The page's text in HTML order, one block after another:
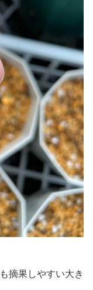
摘果しやすい大き